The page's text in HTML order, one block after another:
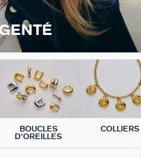
BOUCLES
D'OREILLES
COLLIERS